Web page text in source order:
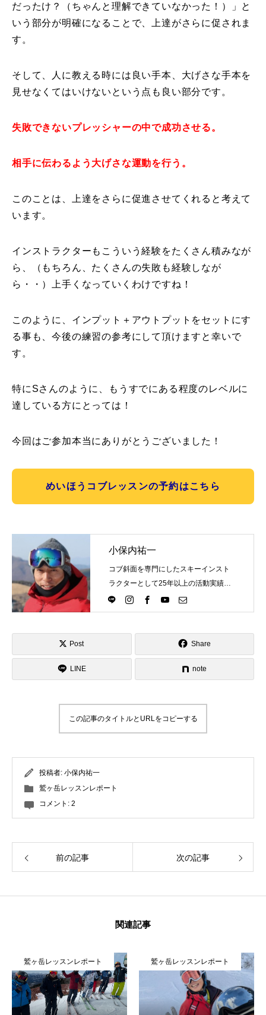
お問合せ 特定商取引法に基づく表記 プライバシーポリシー 会社
だったけ？（ちゃんと理解できていなかった！）」と
いう部分が明確になることで、上達がさらに促されま
す。
そして、人に教える時には良い手本、大げさな手本を
見せなくてはいけないという点も良い部分です。
失敗できないプレッシャーの中で成功させる。
相手に伝わるよう大げさな運動を行う。
このことは、上達をさらに促進させてくれると考えて
います。
インストラクターもこういう経験をたくさん積みなが
ら、（もちろん、たくさんの失敗も経験しなが
ら・・）上手くなっていくわけですね！
このように、インプット＋アウトプットをセットにす
る事も、今後の練習の参考にして頂けますと幸いで
す。
特にSさんのように、もうすでにある程度のレベルに
達している方にとっては！
今回はご参加本当にありがとうございました！
めいほうコブレッスンの予約はこちら
小保内祐一
コブ斜面を専門にしたスキーインスト
ラクターとして25年以上の活動実績。
Directlineスキースクール代表として、
スキーインストラクターが職業選択の
Post Share
LINE note
この記事のタイトルとURLをコピーする
投稿者: 小保内祐一
鷲ヶ岳レッスンレポート
コメント: 2
前の記事 次の記事
関連記事
鷲ヶ岳レッスンレポート 鷲ヶ岳レッスンレポート